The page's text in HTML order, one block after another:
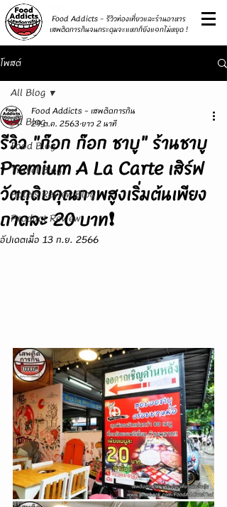
Food Addicts - รีวิวท่องเที่ยวและร้านอาหาร
เสพติดการกินจนกระดุมจะแหกก็ยังแ๑กไม่หยุด !
โพสต์
All Blog
Food Blog
Travel Blog
Hotels Review Blog
Product Review
All Blog
รีวิว "ก๊อก ก๊อก ชาบู" ร้านชาบู
Premium A La Carte เสิร์ฟ
วัตถุดิบคุณภาพสูงเริ่มต้นเพียง
ถาดละ 20 บาท❗
Food Addicts - เสพติดการกิน
29 ต.ค. 2563ยาว 2 นาที
อัปเดตเมื่อ 13 ก.ย. 2566